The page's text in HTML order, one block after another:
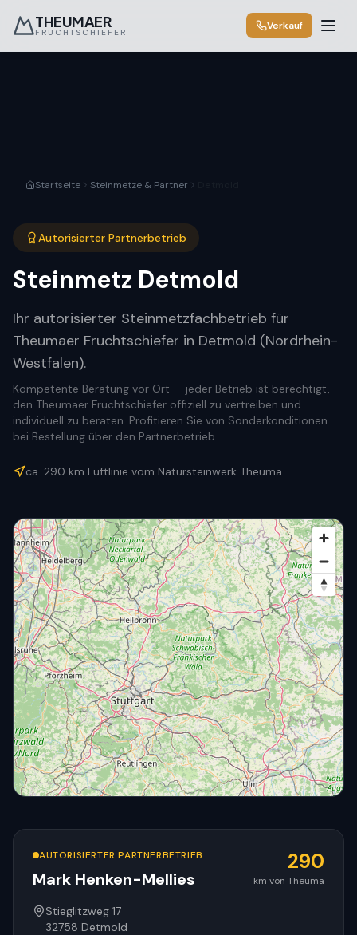
THEUMAER
FRUCHTSCHIEFER
Verkauf
Startseite Steinmetze & Partner
Autorisierter Partnerbetrieb
Steinmetz Detmold
Ihr autorisierter Steinmetzfachbetrieb für
Theumaer Fruchtschiefer in Detmold (Nordrhein-
Westfalen).
Kompetente Beratung vor Ort — jeder Betrieb ist berechtigt,
den Theumaer Fruchtschiefer offiziell zu vertreiben und
individuell zu beraten. Profitieren Sie von Sonderkonditionen
bei Bestellung über den Partnerbetrieb.
ca. 290 km Luftlinie vom Natursteinwerk Theuma
AUTORISIERTER PARTNERBETRIEB
Mark Henken-Mellies
290
km von Theuma
Stieglitzweg 17
32758 Detmold